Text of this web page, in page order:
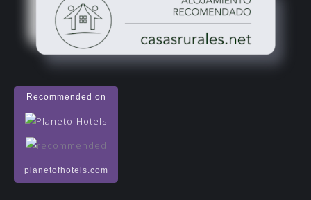
Recommended on
planetofhotels.com